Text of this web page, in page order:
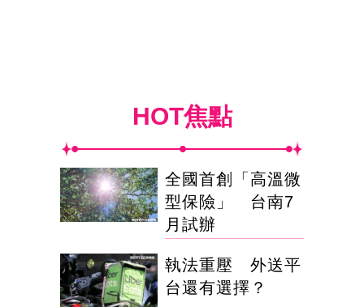
HOT焦點
全國首創「高溫微
型保險」 台南7
月試辦
執法重壓 外送平
台還有選擇？